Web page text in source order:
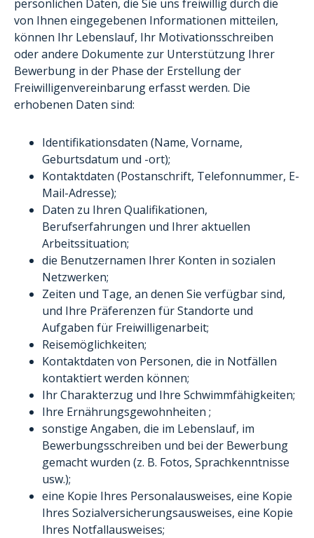
persönlichen Daten, die Sie uns freiwillig durch die
von Ihnen eingegebenen Informationen mitteilen,
können Ihr Lebenslauf, Ihr Motivationsschreiben
oder andere Dokumente zur Unterstützung Ihrer
Bewerbung in der Phase der Erstellung der
Freiwilligenvereinbarung erfasst werden. Die
erhobenen Daten sind:
Identifikationsdaten (Name, Vorname,
Geburtsdatum und -ort);
Kontaktdaten (Postanschrift, Telefonnummer, E-
Mail-Adresse);
Daten zu Ihren Qualifikationen,
Berufserfahrungen und Ihrer aktuellen
Arbeitssituation;
die Benutzernamen Ihrer Konten in sozialen
Netzwerken;
Zeiten und Tage, an denen Sie verfügbar sind,
und Ihre Präferenzen für Standorte und
Aufgaben für Freiwilligenarbeit;
Reisemöglichkeiten;
Kontaktdaten von Personen, die in Notfällen
kontaktiert werden können;
Ihr Charakterzug und Ihre Schwimmfähigkeiten;
Ihre Ernährungsgewohnheiten ;
sonstige Angaben, die im Lebenslauf, im
Bewerbungsschreiben und bei der Bewerbung
gemacht wurden (z. B. Fotos, Sprachkenntnisse
usw.);
eine Kopie Ihres Personalausweises, eine Kopie
Ihres Sozialversicherungsausweises, eine Kopie
Ihres Notfallausweises;